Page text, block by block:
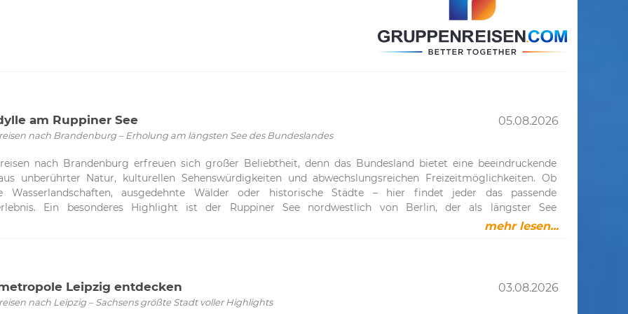
am Ruppiner See 05.08.2026
nach Brandenburg – Erholung am längsten See des Bundeslandes
nach Brandenburg erfreuen sich großer Beliebtheit, denn das Bundesland bietet eine beeindruckende
unberührter Natur, kulturellen Sehenswürdigkeiten und abwechslungsreichen Freizeitmöglichkeiten. Ob
Wasserlandschaften, ausgedehnte Wälder oder historische Städte – hier findet jeder das passende
Ein besonderes Highlight ist der Ruppiner See nordwestlich von Berlin, der als längster See
gilt und mit seiner reizvollen Umgebung begeistert.Ruppiner See – Naturparadies in der Fontanestadt
Kombination aus Wasser, Wäldern und sanften Uferlandschaften. Mit über 2.000 Kilometern Wasserwegen
Region zu den bedeutendsten Wassersportgebieten Europas. Ob Bootstouren, Kanufahrten oder entspannte
am Ufer – hier steht die Erholung im Mittelpunkt.Baden, Wassersport und FreizeitDer Ruppiner See bietet
mehr lesen...
Leipzig entdecken 03.08.2026
nach Leipzig – Sachsens größte Stadt voller Highlights